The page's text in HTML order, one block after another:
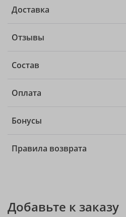
Доставка
Отзывы
Состав
Оплата
Бонусы
Правила возврата
Добавьте к заказу